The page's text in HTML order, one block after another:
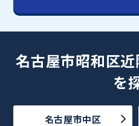
名古屋市昭和区
を
名古屋市中区